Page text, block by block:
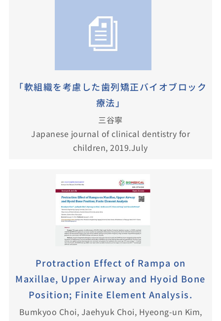
「軟組織を考慮した歯列矯正バイオブロック
療法」
三谷寧
Japanese journal of clinical dentistry for
children, 2019.July
Protraction Effect of Rampa on
Maxillae, Upper Airway and Hyoid Bone
Position; Finite Element Analysis.
Bumkyoo Choi, Jaehyuk Choi, Hyeong-un Kim,